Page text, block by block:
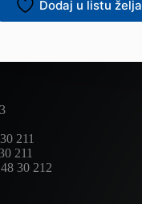
Dodaj u listu želja
211
211
30 212